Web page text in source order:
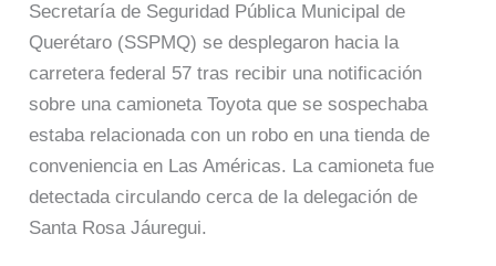
Secretaría de Seguridad Pública Municipal de
Querétaro (SSPMQ) se desplegaron hacia la
carretera federal 57 tras recibir una notificación
sobre una camioneta Toyota que se sospechaba
estaba relacionada con un robo en una tienda de
conveniencia en Las Américas. La camioneta fue
detectada circulando cerca de la delegación de
Santa Rosa Jáuregui.